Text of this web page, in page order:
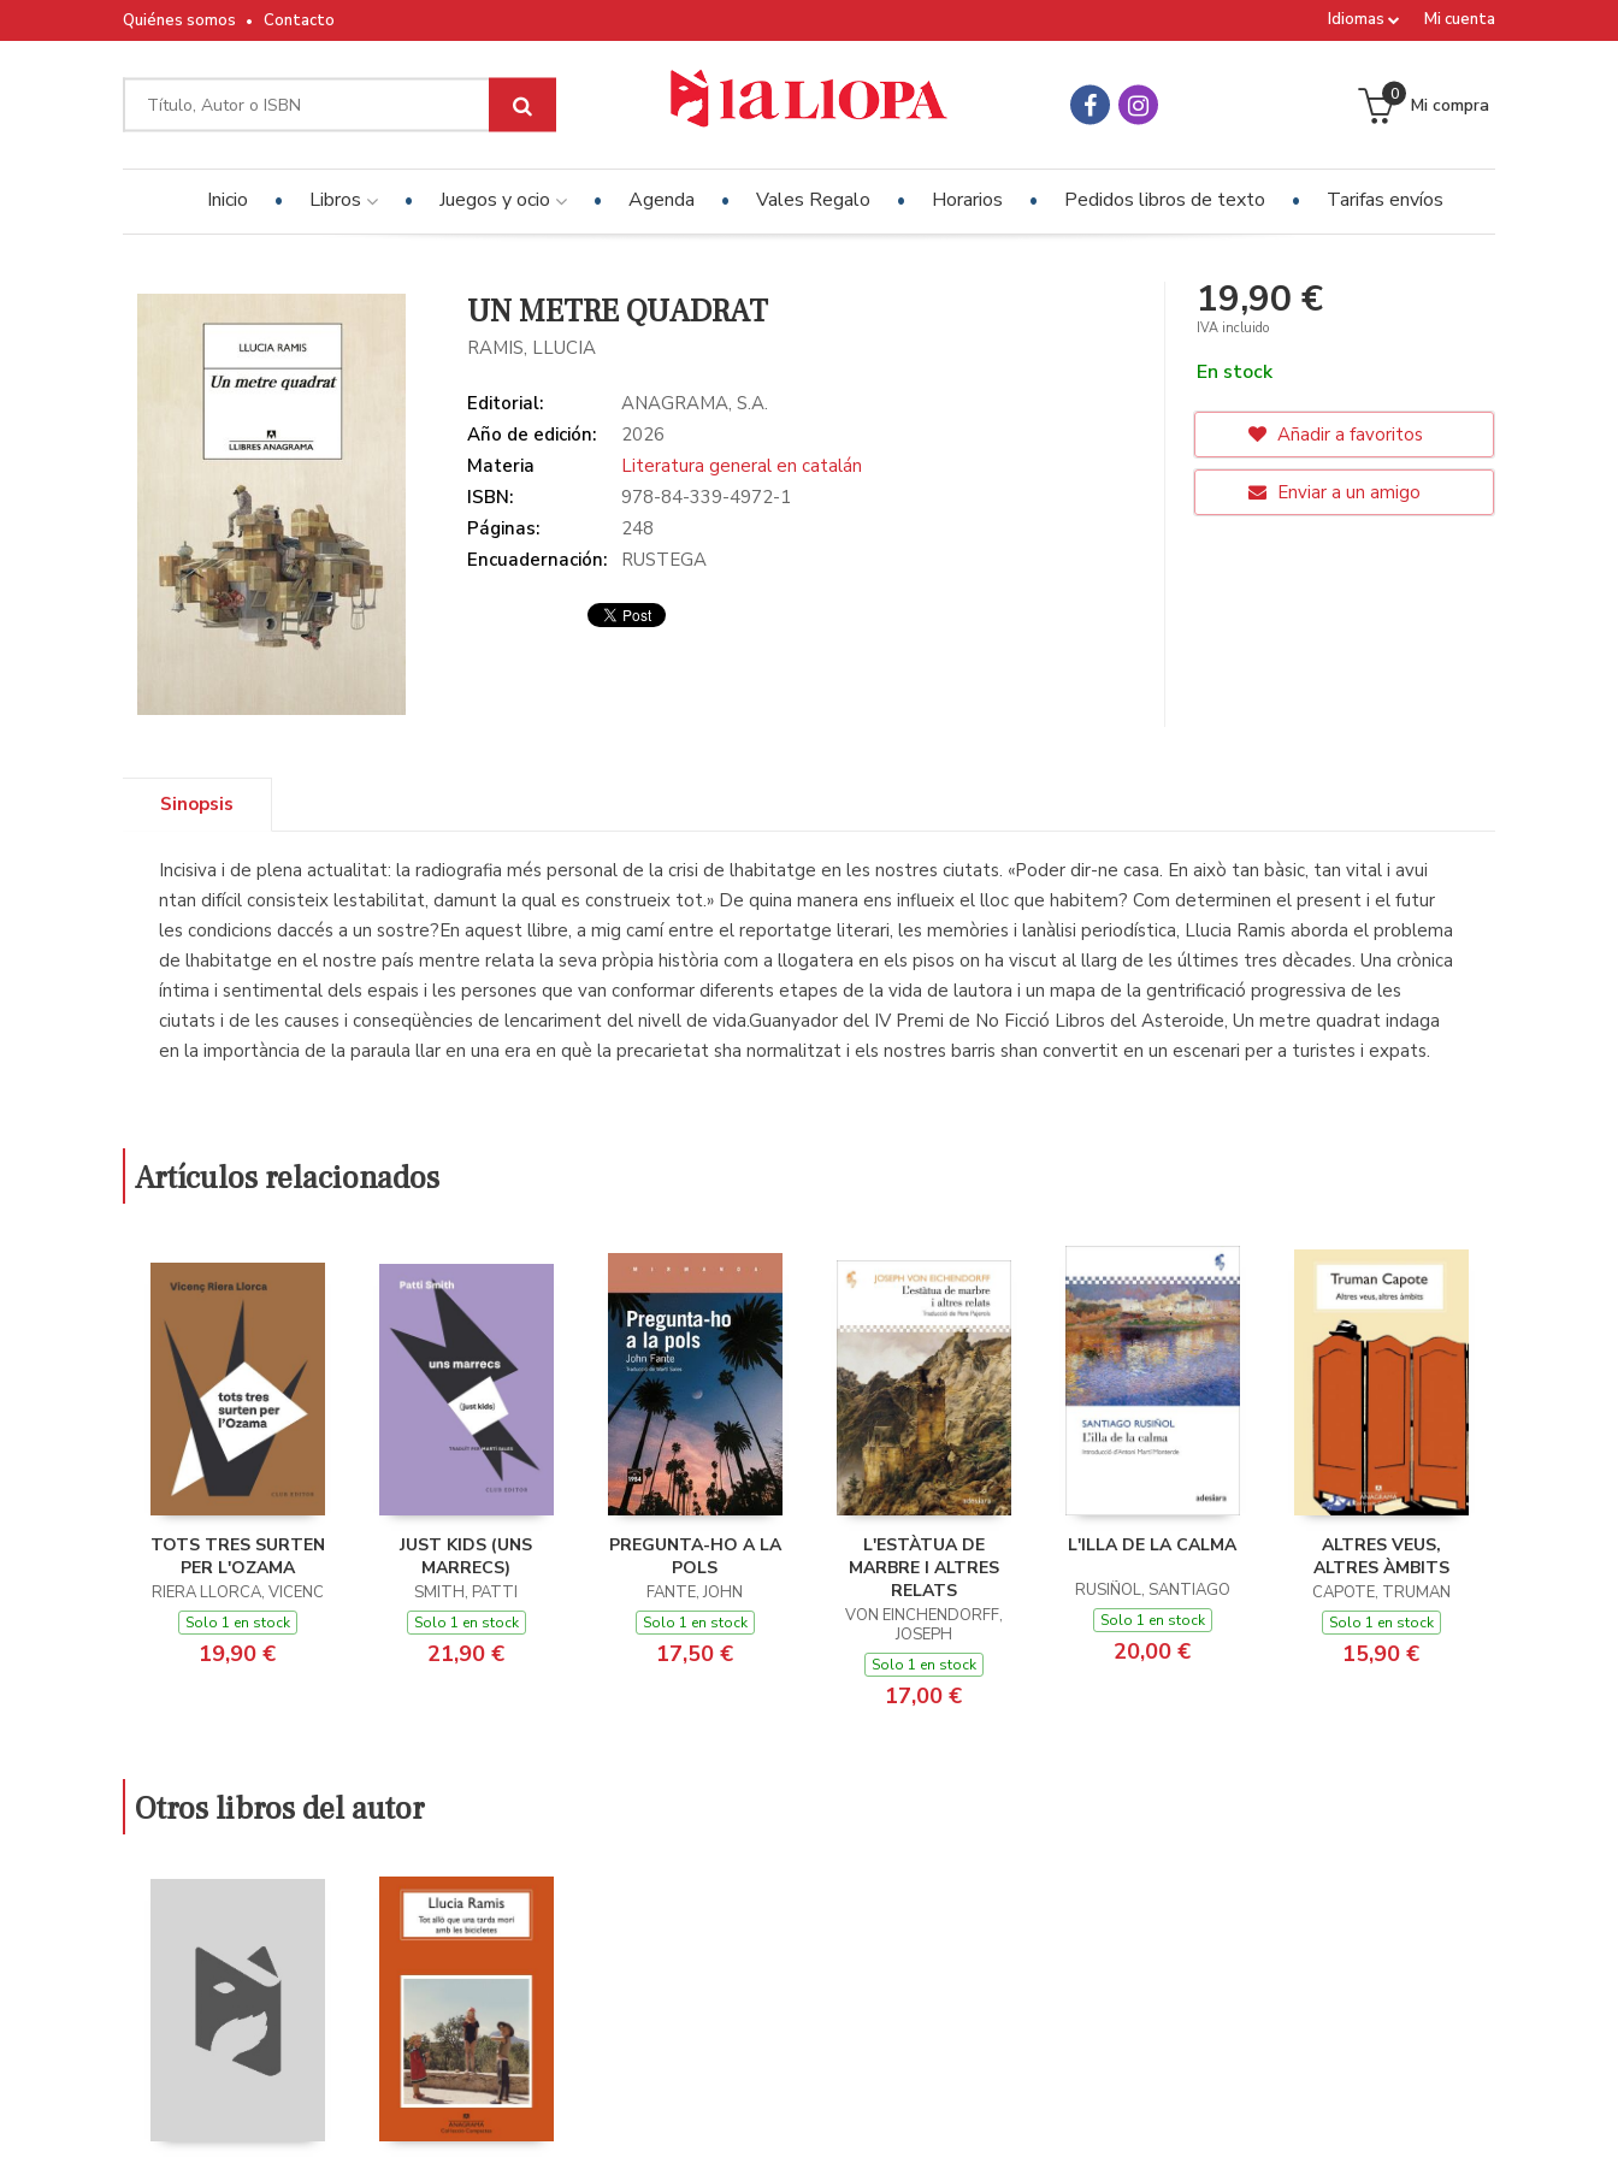
Mi cuenta
Idiomas
Quiénes somos Contacto
Mi compra
0
Inicio Libros Juegos y ocio Agenda Vales Regalo Horarios Pedidos libros de texto Tarifas envíos
UN METRE QUADRAT
RAMIS, LLUCIA
Editorial:
ANAGRAMA, S.A.
Año de edición:
2026
Materia
Literatura general en catalán
ISBN:
978-84-339-4972-1
Páginas:
248
Encuadernación:
RUSTEGA
19,90 €
IVA incluido
En stock
Añadir a favoritos
Enviar a un amigo
Sinopsis
Incisiva i de plena actualitat: la radiografia més personal de la crisi de lhabitatge en les nostres ciutats. «Poder dir-ne casa. En això tan bàsic, tan vital i avui
ntan difícil consisteix lestabilitat, damunt la qual es construeix tot.» De quina manera ens influeix el lloc que habitem? Com determinen el present i el futur
les condicions daccés a un sostre?En aquest llibre, a mig camí entre el reportatge literari, les memòries i lanàlisi periodística, Llucia Ramis aborda el problema
de lhabitatge en el nostre país mentre relata la seva pròpia història com a llogatera en els pisos on ha viscut al llarg de les últimes tres dècades. Una crònica
íntima i sentimental dels espais i les persones que van conformar diferents etapes de la vida de lautora i un mapa de la gentrificació progressiva de les
ciutats i de les causes i conseqüències de lencariment del nivell de vida.Guanyador del IV Premi de No Ficció Libros del Asteroide, Un metre quadrat indaga
en la importància de la paraula llar en una era en què la precarietat sha normalitzat i els nostres barris shan convertit en un escenari per a turistes i expats.
Artículos relacionados
TOTS TRES SURTEN
PER L'OZAMA
RIERA LLORCA, VICENC
Solo 1 en stock
19,90 €
JUST KIDS (UNS
MARRECS)
SMITH, PATTI
Solo 1 en stock
21,90 €
PREGUNTA-HO A LA
POLS
FANTE, JOHN
Solo 1 en stock
17,50 €
L'ESTÀTUA DE
MARBRE I ALTRES
RELATS
VON EINCHENDORFF,
JOSEPH
Solo 1 en stock
17,00 €
L'ILLA DE LA CALMA
RUSIÑOL, SANTIAGO
Solo 1 en stock
20,00 €
ALTRES VEUS,
ALTRES ÀMBITS
CAPOTE, TRUMAN
Solo 1 en stock
15,90 €
Otros libros del autor